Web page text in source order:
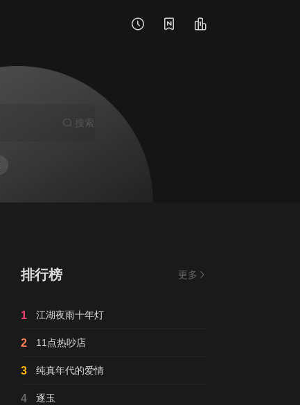
搜索
排行榜 更多
1 江湖夜雨十年灯
2 11点热吵店
3 纯真年代的爱情
4 逐玉